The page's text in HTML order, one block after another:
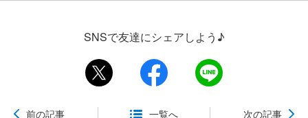
SNSで友達にシェアしよう♪
前の記事 一覧へ 次の記事